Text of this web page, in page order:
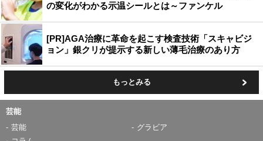
の変化がわかる示温シールとは～ファンケル
[PR]AGA治療に革命を起こす検査技術「スキャビジ
ョン」銀クリが提示する新しい薄毛治療のあり方
もっとみる
芸能
芸能
グラビア